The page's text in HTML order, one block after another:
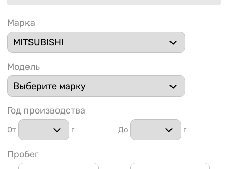
91
Марка
Модель
Год производства
От г До г
Пробег